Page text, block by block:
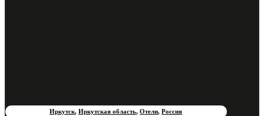
Иркутск,Иркутская область,Отели,Россия